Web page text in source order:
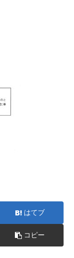
はてブ
コピー